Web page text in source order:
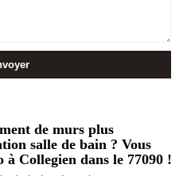
de murs plus
salle de bain ? Vous
à Collegien dans le 77090 !